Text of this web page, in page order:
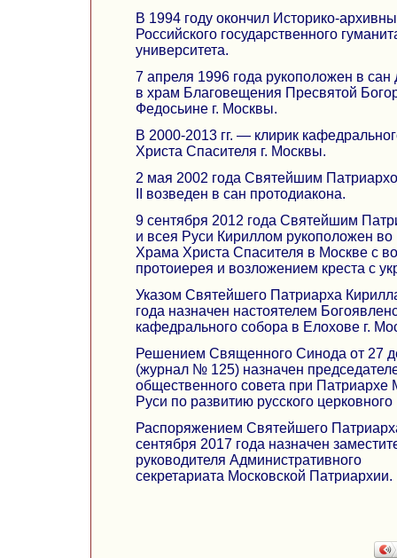
В 1994 году окончил Историко-
Российского государственного
университета.
7 апреля 1996 года рукоположен в сан
в храм Благовещения Пресвятой
Федосьине г. Москвы.
В 2000-2013 гг. — клирик
Христа Спасителя г. Москвы.
2 мая 2002 года Святейшим
II возведен в сан протодиакона.
9 сентября 2012 года Святейшим
и всея Руси Кириллом рукоположен во
Храма Христа Спасителя в Москве с
протоиерея и возложением креста с
Указом Святейшего Патриарха
года назначен настоятелем
кафедрального собора в Елохове г.
Решением Священного Синода от 27
(журнал № 125) назначен
общественного совета при Патриархе
Руси по развитию русского
Распоряжением Святейшего
сентября 2017 года назначен
руководителя Административного
секретариата Московской Патриархии.